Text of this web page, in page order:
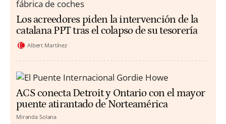
Los acreedores piden la intervención de la
catalana PPT tras el colapso de su tesorería
Albert Martínez
ACS conecta Detroit y Ontario con el mayor
puente atirantado de Norteamérica
Miranda Solana